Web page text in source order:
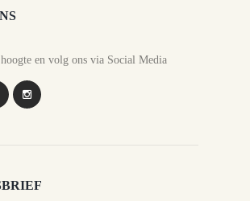
en volg ons via Social Media